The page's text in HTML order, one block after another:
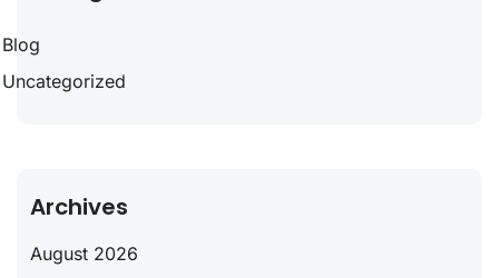
Blog
Uncategorized
Archives
August 2026